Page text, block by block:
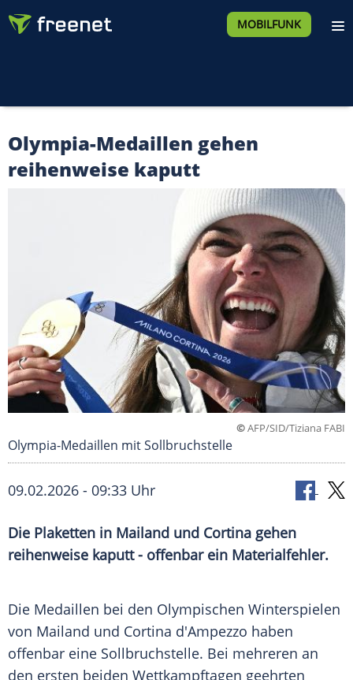
MOBILFUNK
Olympia-Medaillen gehen
reihenweise kaputt
©AFP/SID/Tiziana FABI
Olympia-Medaillen mit Sollbruchstelle
09.02.2026 - 09:33 Uhr
Die Plaketten in Mailand und Cortina gehen
reihenweise kaputt - offenbar ein Materialfehler.
Die Medaillen bei den Olympischen Winterspielen
von Mailand und Cortina d'Ampezzo haben
offenbar eine Sollbruchstelle. Bei mehreren an
den ersten beiden Wettkampftagen geehrten